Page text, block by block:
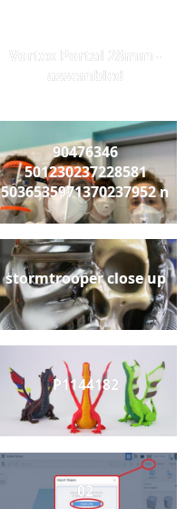
Vortex Portal 28mm -
assembled
90476346
501230237228581
5036535971370237952 n
stormtrooper close up
P1144182
02